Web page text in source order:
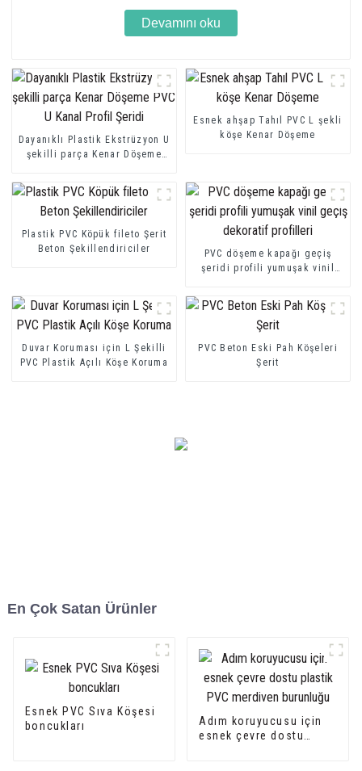
Devamını oku
Dayanıklı Plastik Ekstrüzyon U
şekilli parça Kenar Döşeme
Esnek ahşap Tahıl PVC L şekli
köşe Kenar Döşeme
Plastik PVC Köpük fileto Şerit
Beton Şekillendiriciler
PVC döşeme kapağı geçiş
şeridi profili yumuşak vinil
Duvar Koruması için L Şekilli
PVC Plastik Açılı Köşe Koruma
PVC Beton Eski Pah Köşeleri
Şerit
En Çok Satan Ürünler
Esnek PVC Sıva Köşesi
boncukları
Adım koruyucusu için
esnek çevre dostu